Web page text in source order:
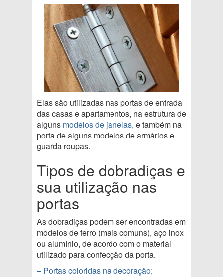
Elas são utilizadas nas portas de entrada
das casas e apartamentos, na estrutura de
alguns modelos de janelas, e também na
porta de alguns modelos de armários e
guarda roupas.
Tipos de dobradiças e
sua utilização nas
portas
As dobradiças podem ser encontradas em
modelos de ferro (mais comuns), aço inox
ou alumínio, de acordo com o material
utilizado para confecção da porta.
– Portas coloridas na decoração;